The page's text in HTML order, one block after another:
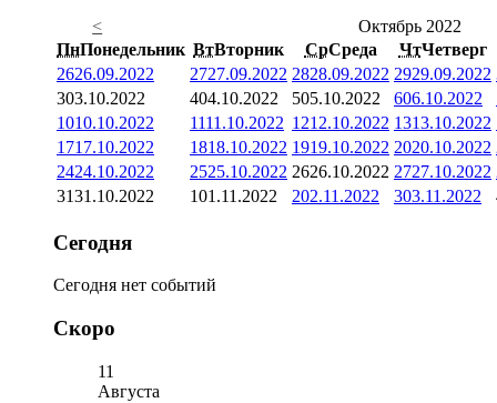
<
Октябрь 2022
ПнПонедельник ВтВторник СрСреда ЧтЧетверг
2626.09.2022 2727.09.2022 2828.09.2022 2929.09.2022
303.10.2022 404.10.2022 505.10.2022 606.10.2022
1010.10.2022 1111.10.2022 1212.10.2022 1313.10.2022
1717.10.2022 1818.10.2022 1919.10.2022 2020.10.2022
2424.10.2022 2525.10.2022 2626.10.2022 2727.10.2022
3131.10.2022 101.11.2022 202.11.2022 303.11.2022
Сегодня
Сегодня нет событий
Скоро
11
Августа